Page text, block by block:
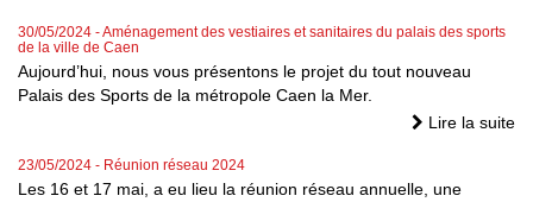
30/05/2024 - Aménagement des vestiaires et sanitaires du palais des sports
de la ville de Caen
Aujourd’hui, nous vous présentons le projet du tout nouveau
Palais des Sports de la métropole Caen la Mer.
Lire la suite
23/05/2024 - Réunion réseau 2024
Les 16 et 17 mai, a eu lieu la réunion réseau annuelle, une